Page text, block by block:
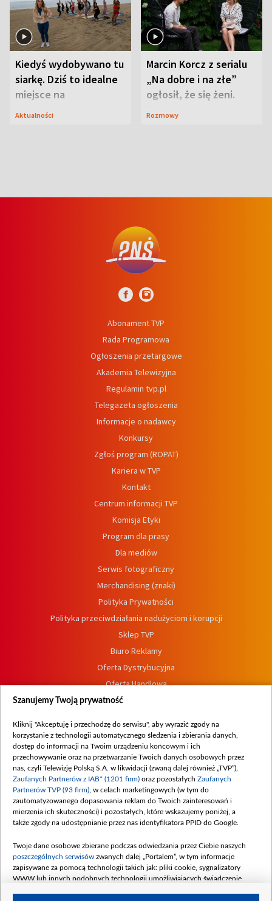
Kiedyś wydobywano tu
siarkę. Dziś to idealne
miejsce na
wypoczynek
Aktualności
Marcin Korcz z serialu
„Na dobre i na złe”
ogłosił, że się żeni.
Zdradził, co zmienił
Rozmowy
Abonament TVP
Rada Programowa
Ogłoszenia przetargowe
Akademia Telewizyjna
Regulamin tvp.pl
Telegazeta ogłoszenia
Informacje o nadawcy
Konkursy
Zgłoś program (ROPAT)
Kariera w TVP
Kontakt
Centrum informacji TVP
Komisja Etyki
Program dla prasy
Dla mediów
Serwis fotograficzny
Merchandising (znaki)
Polityka Prywatności
Polityka przeciwdziałania nadużyciom i korupcji
Sklep TVP
Biuro Reklamy
Oferta Dystrybucyjna
Oferta Handlowa
Dostępność
Procedura zgłoszeń wewnętrznych
Szanujemy Twoją prywatność
Kliknij "Akceptuję i przechodzę do serwisu", aby wyrazić zgody na
korzystanie z technologii automatycznego śledzenia i zbierania danych,
dostęp do informacji na Twoim urządzeniu końcowym i ich
przechowywanie oraz na przetwarzanie Twoich danych osobowych przez
nas, czyli Telewizję Polską S.A. w likwidacji (zwaną dalej również „TVP”),
Zaufanych Partnerów z IAB* (1201 firm) oraz pozostałych Zaufanych
Partnerów TVP (93 firm) , w celach marketingowych (w tym do
zautomatyzowanego dopasowania reklam do Twoich zainteresowań i
mierzenia ich skuteczności) i pozostałych, które wskazujemy poniżej, a
także zgody na udostępnianie przez nas identyfikatora PPID do Google.
Twoje dane osobowe zbierane podczas odwiedzania przez Ciebie naszych
poszczególnych serwisów zwanych dalej „Portalem”, w tym informacje
zapisywane za pomocą technologii takich jak: pliki cookie, sygnalizatory
WWW lub innych podobnych technologii umożliwiających świadczenie